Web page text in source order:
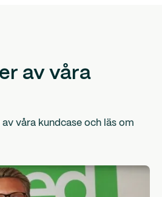
av våra
av våra kundcase och läs om